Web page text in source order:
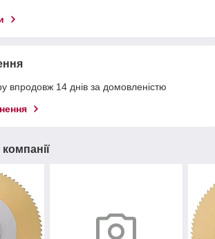
впродовж 14 днів за домовленістю